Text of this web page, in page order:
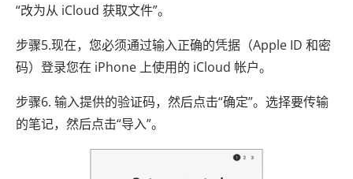
“改为从 iCloud 获取文件”。
步骤5.现在，您必须通过输入正确的凭据（Apple ID 和密
码）登录您在 iPhone 上使用的 iCloud 帐户。
步骤6. 输入提供的验证码，然后点击“确定”。选择要传输
的笔记，然后点击“导入”。